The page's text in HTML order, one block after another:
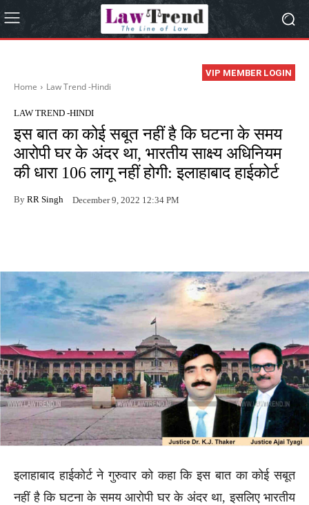
VIP MEMBER LOGIN
Home Law Trend -Hindi
LAW TREND -HINDI
इस बात का कोई सबूत नहीं है कि घटना के समय
आरोपी घर के अंदर था, भारतीय साक्ष्य अधिनियम
की धारा 106 लागू नहीं होगी: इलाहाबाद हाईकोर्ट
By RR Singh December 9, 2022 12:34 PM
इलाहाबाद हाईकोर्ट ने गुरुवार को कहा कि इस बात का कोई सबूत
नहीं है कि घटना के समय आरोपी घर के अंदर था, इसलिए भारतीय